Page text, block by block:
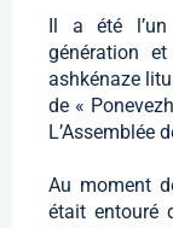
Il a été
génération
ashkénaze
de «
L’Assemblée
Au moment
était entouré